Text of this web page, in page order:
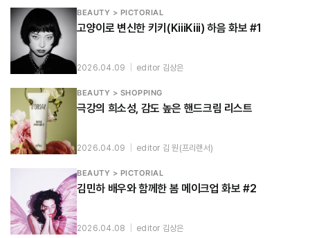
BEAUTY > PICTORIAL
고양이로 변신한 키키(KiiiKiii) 하음 화보 #1
2026.04.09 editor 김상은
BEAUTY > SHOPPING
극강의 희소성, 감도 높은 핸드크림 리스트
2026.04.09 editor 김 원(프리랜서)
BEAUTY > PICTORIAL
김민하 배우와 함께한 봄 메이크업 화보 #2
2026.04.08 editor 김상은